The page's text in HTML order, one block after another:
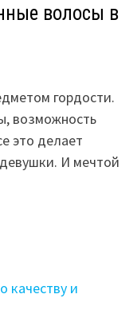
волосы в
гордости.
возможность
это делает
И мечтой